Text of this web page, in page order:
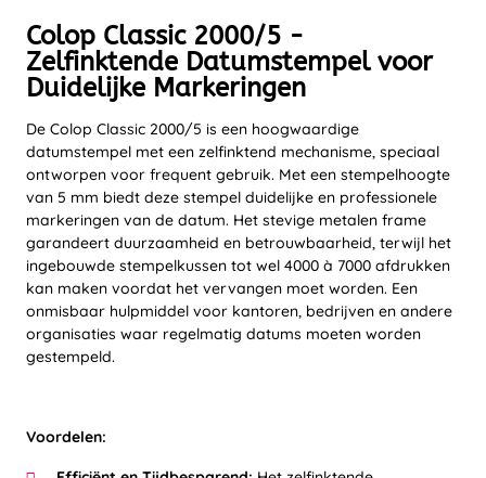
Colop Classic 2000/5 -
Zelfinktende Datumstempel voor
Duidelijke Markeringen
De Colop Classic 2000/5 is een hoogwaardige
datumstempel met een zelfinktend mechanisme, speciaal
ontworpen voor frequent gebruik. Met een stempelhoogte
van 5 mm biedt deze stempel duidelijke en professionele
markeringen van de datum. Het stevige metalen frame
garandeert duurzaamheid en betrouwbaarheid, terwijl het
ingebouwde stempelkussen tot wel 4000 à 7000 afdrukken
kan maken voordat het vervangen moet worden. Een
onmisbaar hulpmiddel voor kantoren, bedrijven en andere
organisaties waar regelmatig datums moeten worden
gestempeld.
Voordelen: